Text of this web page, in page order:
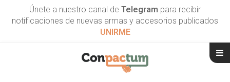
Únete a nuestro canal de Telegram para recibir
notificaciones de nuevas armas y accesorios publicados
UNIRME